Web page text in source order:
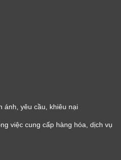
ánh, yêu cầu, khiêu nại
việc cung cấp hàng hóa, dịch vụ